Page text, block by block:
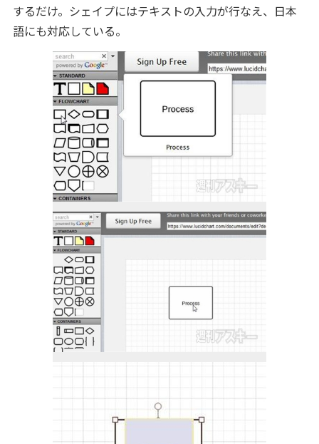
するだけ。シェイプにはテキストの入力が行なえ、日本
語にも対応している。